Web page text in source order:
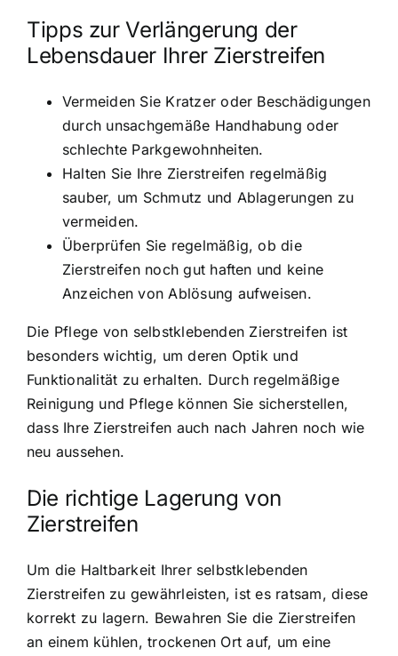
Tipps zur Verlängerung der
Lebensdauer Ihrer Zierstreifen
Vermeiden Sie Kratzer oder Beschädigungen
durch unsachgemäße Handhabung oder
schlechte Parkgewohnheiten.
Halten Sie Ihre Zierstreifen regelmäßig
sauber, um Schmutz und Ablagerungen zu
vermeiden.
Überprüfen Sie regelmäßig, ob die
Zierstreifen noch gut haften und keine
Anzeichen von Ablösung aufweisen.
Die Pflege von selbstklebenden Zierstreifen ist
besonders wichtig, um deren Optik und
Funktionalität zu erhalten. Durch regelmäßige
Reinigung und Pflege können Sie sicherstellen,
dass Ihre Zierstreifen auch nach Jahren noch wie
neu aussehen.
Die richtige Lagerung von
Zierstreifen
Um die Haltbarkeit Ihrer selbstklebenden
Zierstreifen zu gewährleisten, ist es ratsam, diese
korrekt zu lagern. Bewahren Sie die Zierstreifen
an einem kühlen, trockenen Ort auf, um eine